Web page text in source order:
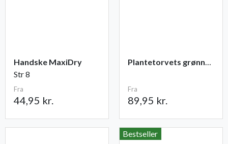
Handske MaxiDry
Str 8
Fra
44,95 kr.
Plantetorvets grønne vandingspose 75 liter
Fra
89,95 kr.
Bestseller